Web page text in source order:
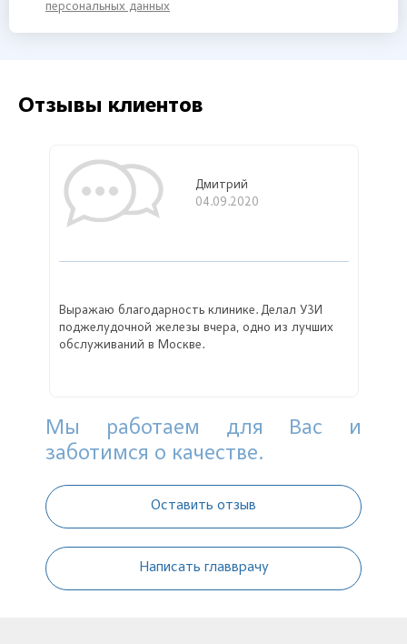
персональных данных
Отзывы клиентов
Дмитрий
04.09.2020
Выражаю благодарность клинике. Делал УЗИ
поджелудочной железы вчера, одно из лучших
обслуживаний в Москве.
Мы работаем для Вас и
заботимся о качестве.
Оставить отзыв
Написать главврачу